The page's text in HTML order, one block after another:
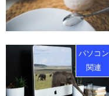
パソコン
関連